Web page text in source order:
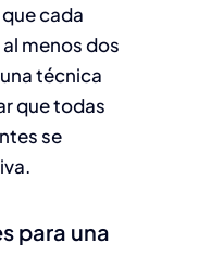
cada
menos dos
técnica
que todas
se
para una